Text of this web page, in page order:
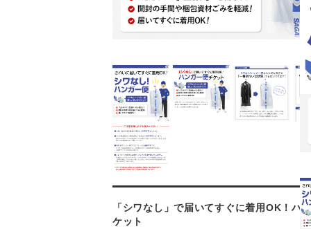
「シワなし」で届いてすぐに着用OK！ハ
ケット